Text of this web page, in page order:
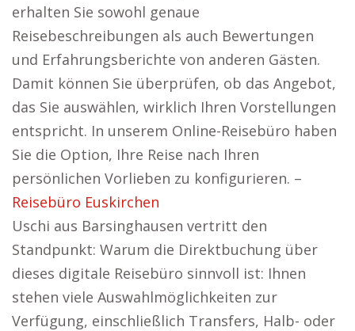
erhalten Sie sowohl genaue
Reisebeschreibungen als auch Bewertungen
und Erfahrungsberichte von anderen Gästen.
Damit können Sie überprüfen, ob das Angebot,
das Sie auswählen, wirklich Ihren Vorstellungen
entspricht. In unserem Online-Reisebüro haben
Sie die Option, Ihre Reise nach Ihren
persönlichen Vorlieben zu konfigurieren. –
Reisebüro Euskirchen
Uschi aus Barsinghausen vertritt den
Standpunkt: Warum die Direktbuchung über
dieses digitale Reisebüro sinnvoll ist: Ihnen
stehen viele Auswahlmöglichkeiten zur
Verfügung, einschließlich Transfers, Halb- oder